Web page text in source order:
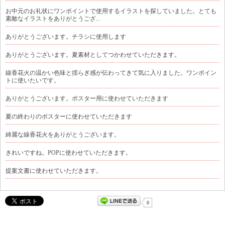
お中元のお礼状にワンポイントで使用するイラストを探していました。とても
素敵なイラストをありがとうござ...
ありがとうございます。チラシに使用します
ありがとうございます。夏素材としてつかわせていただきます。
線香花火の温かい色味と揺らぎ感が伝わってきて気に入りました。ワンポイン
トに使いたいです。
ありがとうございます。ポスター用に使わせていただきます
夏の終わりのポスターに使わせていただきます
綺麗な線香花火をありがとうございます。
きれいですね。POPに使わせていただきます。
提案文書に使わせていただきます。
0